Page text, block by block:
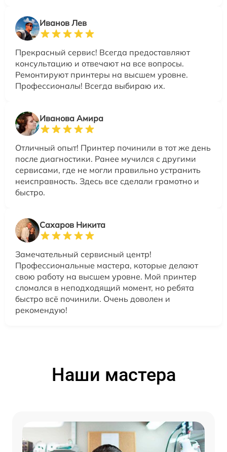
Иванов Лев
Прекрасный сервис! Всегда предоставляют
консультацию и отвечают на все вопросы.
Ремонтируют принтеры на высшем уровне.
Профессионалы! Всегда выбираю их.
Иванова Амира
Отличный опыт! Принтер починили в тот же день
после диагностики. Ранее мучился с другими
сервисами, где не могли правильно устранить
неисправность. Здесь все сделали грамотно и
быстро.
Сахаров Никита
Замечательный сервисный центр!
Профессиональные мастера, которые делают
свою работу на высшем уровне. Мой принтер
сломался в неподходящий момент, но ребята
быстро всё починили. Очень доволен и
рекомендую!
Наши мастера